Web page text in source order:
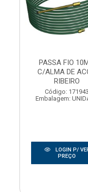
PASSA FIO
C/ALMA DE
RIBEIRO
Código: 171943
Embalagem:
LOGIN P/
PREÇO